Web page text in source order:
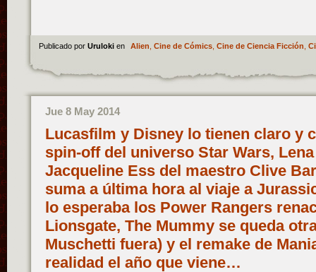
Publicado por Uruloki en Alien Cine de Cómics, Cine de Ciencia Ficción
Jue 8 May 2014
Lucasfilm y Disney lo tienen claro y
spin-off del universo Star Wars,
Jacqueline Ess del maestro Clive
suma a última hora al viaje a
lo esperaba los Power Rangers
Lionsgate, The Mummy se queda
Muschetti fuera) y el remake de
realidad el año que viene…